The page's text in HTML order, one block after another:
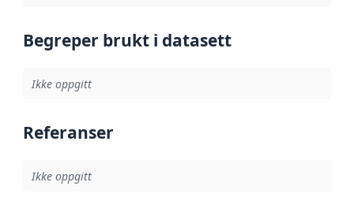
Begreper brukt i datasett
Ikke oppgitt
Referanser
Ikke oppgitt